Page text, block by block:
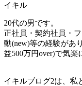
イキル
20代の男です。
正社員・契約社員・
動(new)等の経験があ
益500万円over)で気楽
イキルブログ2は、私